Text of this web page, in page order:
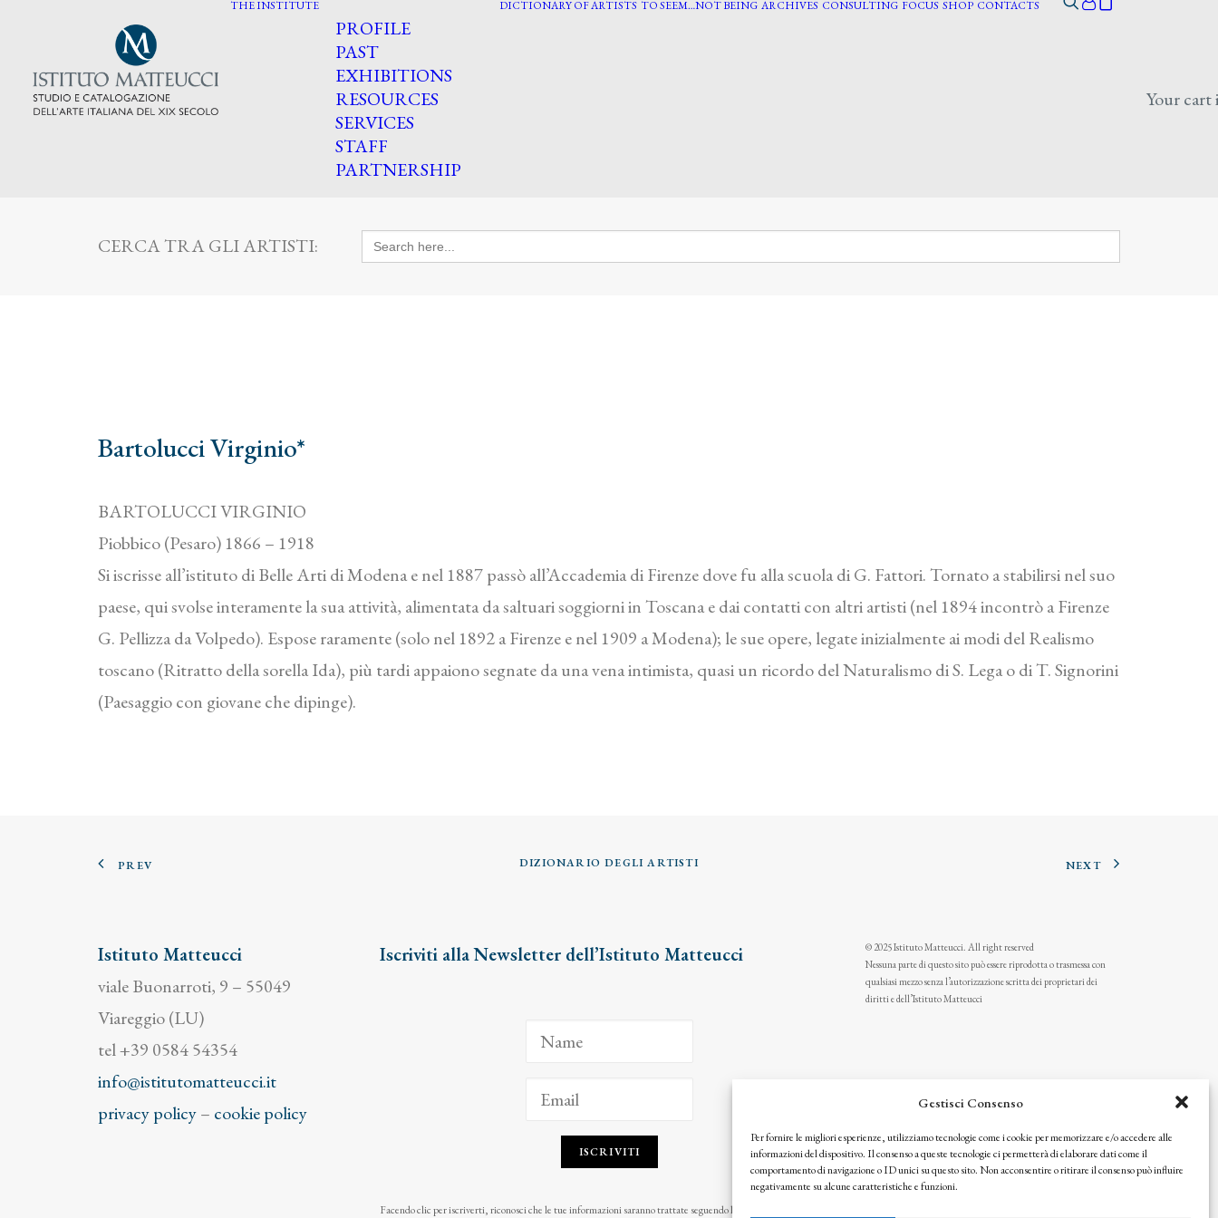
Gestisci Consenso
Per fornire le migliori esperienze, utilizziamo tecnologie come i cookie per memorizzare e/o accedere alle
informazioni del dispositivo. Il consenso a queste tecnologie ci permetterà di elaborare dati come il
comportamento di navigazione o ID unici su questo sito. Non acconsentire o ritirare il consenso può influire
negativamente su alcune caratteristiche e funzioni.
THE INSTITUTE
PROFILE
PAST
EXHIBITIONS
RESOURCES
SERVICES
STAFF
PARTNERSHIP
DICTIONARY OF ARTISTS TO SEEM…NOT BEING ARCHIVES CONSULTING FOCUS SHOP CONTACTS
Your cart
CERCA TRA GLI ARTISTI: Search
for:
Bartolucci Virginio*
BARTOLUCCI VIRGINIO
Piobbico (Pesaro) 1866 – 1918
Si iscrisse all’istituto di Belle Arti di Modena e nel 1887 passò all’Accademia di Firenze dove fu alla scuola di G. Fattori. Tornato a stabilirsi nel suo
paese, qui svolse interamente la sua attività, alimentata da saltuari soggiorni in Toscana e dai contatti con altri artisti (nel 1894 incontrò a Firenze
G. Pellizza da Volpedo). Espose raramente (solo nel 1892 a Firenze e nel 1909 a Modena); le sue opere, legate inizialmente ai modi del Realismo
toscano (Ritratto della sorella Ida), più tardi appaiono segnate da una vena intimista, quasi un ricordo del Naturalismo di S. Lega o di T. Signorini
(Paesaggio con giovane che dipinge).
PREV DIZIONARIO DEGLI ARTISTI NEXT
Istituto Matteucci
viale Buonarroti, 9 – 55049
Viareggio (LU)
tel +39 0584 54354
info@istitutomatteucci.it
privacy policy– cookie policy
Iscriviti alla Newsletter dell’Istituto Matteucci
ISCRIVITI
Facendo clic per iscriverti, riconosci che le tue informazioni saranno trattate seguendo la nostra
© 2025 Istituto Matteucci. All right reserved
Nessuna parte di questo sito può essere riprodotta o trasmessa con
qualsiasi mezzo senza l’autorizzazione scritta dei proprietari dei
diritti e dell’Istituto Matteucci